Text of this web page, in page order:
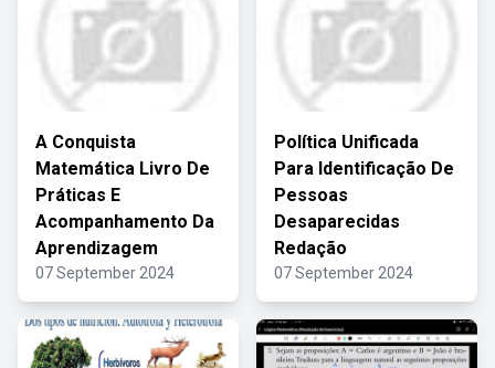
A Conquista
Matemática Livro De
Práticas E
Acompanhamento Da
Aprendizagem
07 September 2024
Política Unificada
Para Identificação De
Pessoas
Desaparecidas
Redação
07 September 2024